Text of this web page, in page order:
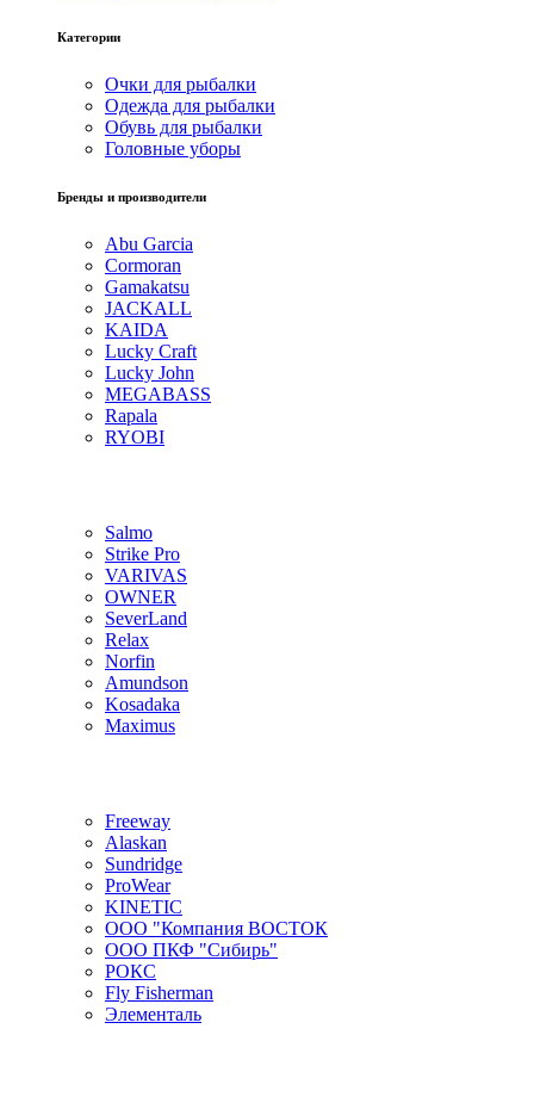
Категории
Очки для рыбалки
Одежда для рыбалки
Обувь для рыбалки
Головные уборы
Бренды и производители
Abu Garcia
Cormoran
Gamakatsu
JACKALL
KAIDA
Lucky Craft
Lucky John
MEGABASS
Rapala
RYOBI
Salmo
Strike Pro
VARIVAS
OWNER
SeverLand
Relax
Norfin
Amundson
Kosadaka
Maximus
Freeway
Alaskan
Sundridge
ProWear
KINETIC
ООО "Компания ВОСТОК
ООО ПКФ "Сибирь"
РОКС
Fly Fisherman
Элементаль